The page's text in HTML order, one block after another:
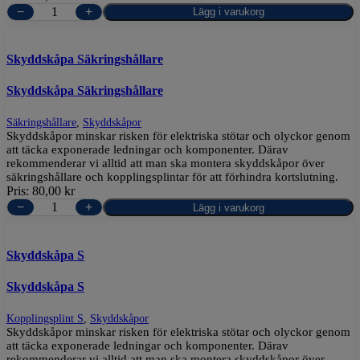
−
+ Lägg i varukorg
Skyddskåpa Säkringshållare
Skyddskåpa Säkringshållare
Säkringshållare, Skyddskåpor
Skyddskåpor minskar risken för elektriska stötar och olyckor genom
att täcka exponerade ledningar och komponenter. Därav
rekommenderar vi alltid att man ska montera skyddskåpor över
säkringshållare och kopplingsplintar för att förhindra kortslutning.
Pris: 80,00 kr
−
+ Lägg i varukorg
Skyddskåpa S
Skyddskåpa S
Kopplingsplint S, Skyddskåpor
Skyddskåpor minskar risken för elektriska stötar och olyckor genom
att täcka exponerade ledningar och komponenter. Därav